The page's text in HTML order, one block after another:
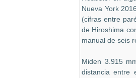
Nueva York
(cifras entre
de Hiroshima
manual de seis
Miden 3.915
distancia entre